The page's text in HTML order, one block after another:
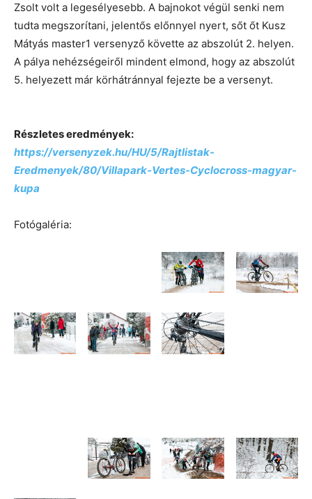
Zsolt volt a legesélyesebb. A bajnokot végül senki nem
tudta megszorítani, jelentős előnnyel nyert, sőt őt Kusz
Mátyás master1 versenyző követte az abszolút 2. helyen.
A pálya nehézségeiről mindent elmond, hogy az abszolút
5. helyezett már körhátránnyal fejezte be a versenyt.
Részletes eredmények:
https://versenyzek.hu/HU/5/Rajtlistak-
Eredmenyek/80/Villapark-Vertes-Cyclocross-magyar-
kupa
Fotógaléria: